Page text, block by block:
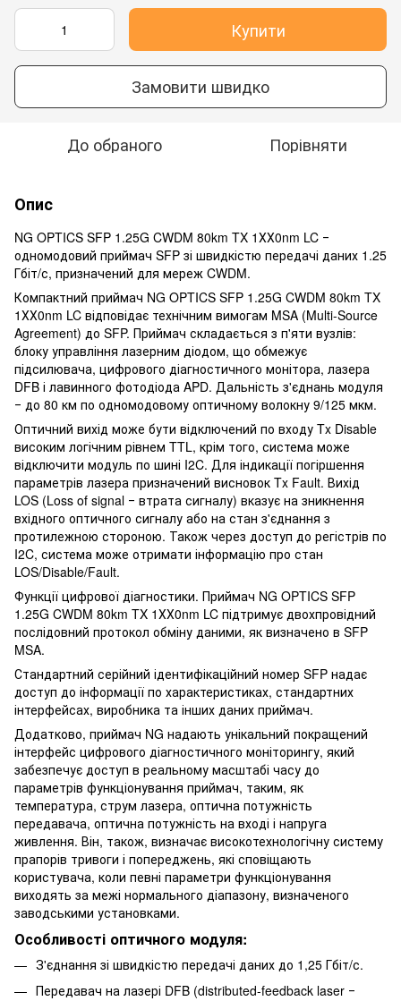
Купити
Замовити швидко
До обраного Порівняти
Опис
NG OPTICS SFP 1.25G CWDM 80km TX 1ХХ0nm LC ‒
одномодовий приймач SFP зі швидкістю передачі даних 1.25
Гбіт/с, призначений для мереж CWDM.
Компактний приймач NG OPTICS SFP 1.25G CWDM 80km TX
1ХХ0nm LC відповідає технічним вимогам MSA (Multi-Source
Agreement) до SFP. Приймач складається з п'яти вузлів:
блоку управління лазерним діодом, що обмежує
підсилювача, цифрового діагностичного монітора, лазера
DFB і лавинного фотодіода APD. Дальність з'єднань модуля
‒ до 80 км по одномодовому оптичному волокну 9/125 мкм.
Оптичний вихід може бути відключений по входу Tx Disable
високим логічним рівнем TTL, крім того, система може
відключити модуль по шині I2C. Для індикації погіршення
параметрів лазера призначений висновок Tx Fault. Вихід
LOS (Loss of signal ‒ втрата сигналу) вказує на зникнення
вхідного оптичного сигналу або на стан з'єднання з
протилежною стороною. Також через доступ до регістрів по
I2C, система може отримати інформацію про стан
LOS/Disable/Fault.
Функції цифрової діагностики. Приймач NG OPTICS SFP
1.25G CWDM 80km TX 1ХХ0nm LC підтримує двохпровідний
послідовний протокол обміну даними, як визначено в SFP
MSA.
Стандартний серійний ідентифікаційний номер SFP надає
доступ до інформації по характеристиках, стандартних
інтерфейсах, виробника та інших даних приймач.
Додатково, приймач NG надають унікальний покращений
інтерфейс цифрового діагностичного моніторингу, який
забезпечує доступ в реальному масштабі часу до
параметрів функціонування приймач, таким, як
температура, струм лазера, оптична потужність
передавача, оптична потужність на вході і напруга
живлення. Він, також, визначає високотехнологічну систему
прапорів тривоги і попереджень, які сповіщають
користувача, коли певні параметри функціонування
виходять за межі нормального діапазону, визначеного
заводськими установками.
Особливості оптичного модуля:
З'єднання зі швидкістю передачі даних до 1,25 Гбіт/с.
Передавач на лазері DFB (distributed-feedback laser ‒